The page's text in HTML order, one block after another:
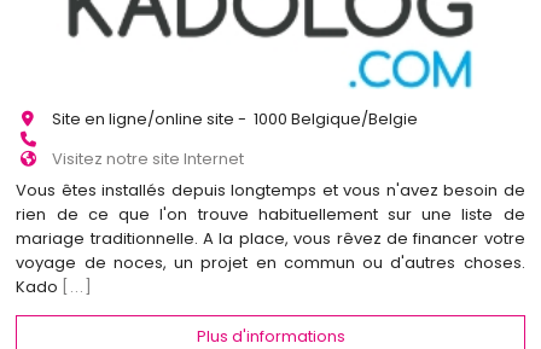
Site en ligne/online site - 1000 Belgique/Belgie
Visitez notre site Internet
Vous êtes installés depuis longtemps et vous n'avez besoin de
rien de ce que l'on trouve habituellement sur une liste de
mariage traditionnelle. A la place, vous rêvez de financer votre
voyage de noces, un projet en commun ou d'autres choses.
Kado
[...]
Plus d'informations